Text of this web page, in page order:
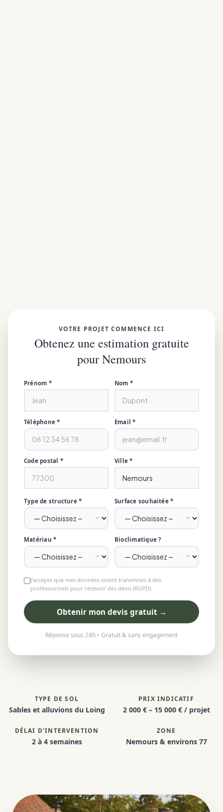
VOTRE PROJET COMMENCE ICI
Obtenez une estimation gratuite
pour Nemours
Prénom * Nom *
Téléphone * Email *
Code postal * Ville *
Type de structure * Surface souhaitée *
Matériau * Bioclimatique ?
J'accepte que mes données soient transmises à des
professionnels pour recevoir des devis (RGPD).
Obtenir mon devis gratuit →
Réponse sous 24h • Gratuit & sans engagement
TYPE DE SOL
Sables et alluvions du Loing
PRIX INDICATIF
2 000 € – 15 000 € / projet
DÉLAI D'INTERVENTION
2 à 4 semaines
ZONE
Nemours & environs 77